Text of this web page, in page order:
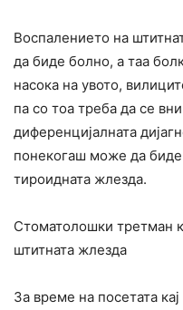
Воспалението на
да биде болно, а таа
насока на увото,
па со тоа треба да се
диференцијалната
понекогаш може да биде
тироидната жлезда.
Стоматолошки третман
штитната жлезда
За време на посетата